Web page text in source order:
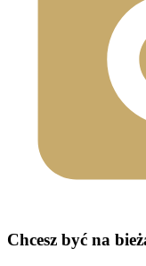
Chcesz być na